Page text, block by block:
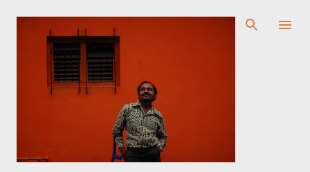
முதன்மை உள்ளடக்கத்திற்குச் செல்